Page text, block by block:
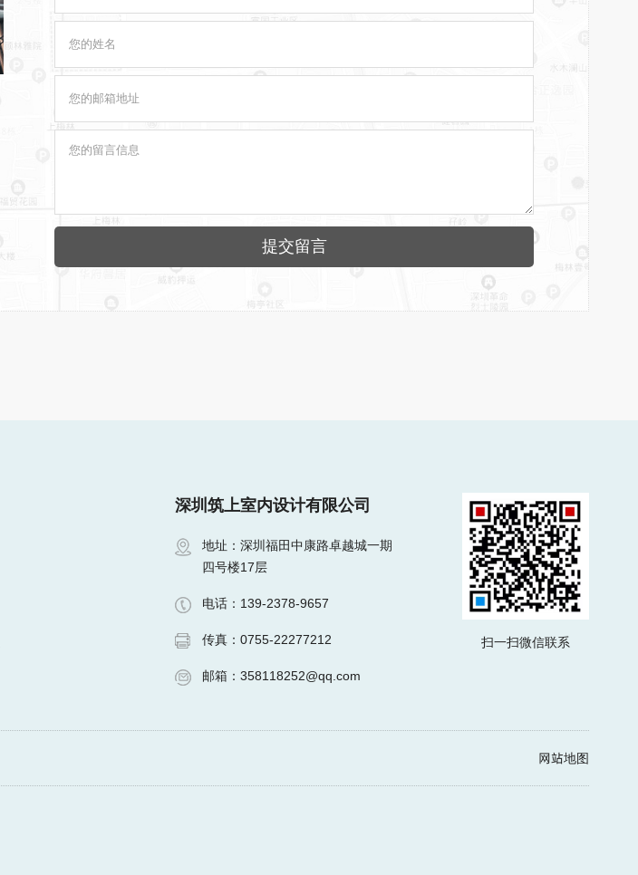
深圳筑上室内设计有限公司
地址：深圳福田中康路卓越城一期
四号楼17层
电话：139-2378-9657
传真：0755-22277212
邮箱： 358118252@qq.com
扫一扫微信联系
网站地图